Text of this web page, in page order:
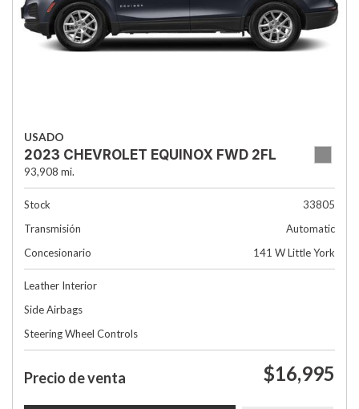
USADO
2023 CHEVROLET EQUINOX FWD 2FL
93,908 mi.
Stock
33805
Transmisión
Automatic
Concesionario
141 W Little York
Leather Interior
Side Airbags
Steering Wheel Controls
Precio de venta $16,995